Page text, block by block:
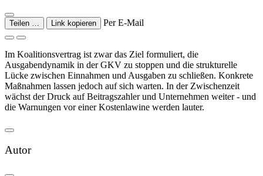
Teilen … Link kopieren Per E-Mail
Im Koalitionsvertrag ist zwar das Ziel formuliert, die
Ausgabendynamik in der GKV zu stoppen und die strukturelle
Lücke zwischen Einnahmen und Ausgaben zu schließen. Konkrete
Maßnahmen lassen jedoch auf sich warten. In der Zwischenzeit
wächst der Druck auf Beitragszahler und Unternehmen weiter - und
die Warnungen vor einer Kostenlawine werden lauter.
Autor